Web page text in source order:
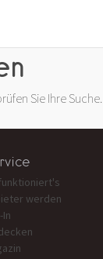
Sie Ihre Suche.
werden
In